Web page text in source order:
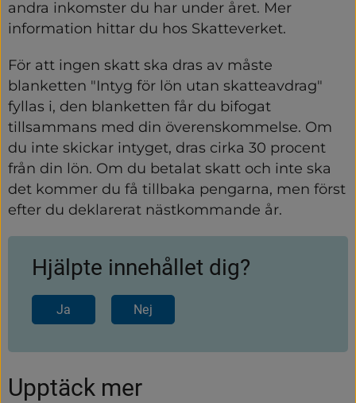
andra inkomster du har under året. Mer
information hittar du hos Skatteverket.
För att ingen skatt ska dras av måste
blanketten "Intyg för lön utan skatteavdrag"
fyllas i, den blanketten får du bifogat
tillsammans med din överenskommelse. Om
du inte skickar intyget, dras cirka 30 procent
från din lön. Om du betalat skatt och inte ska
det kommer du få tillbaka pengarna, men först
efter du deklarerat nästkommande år.
Hjälpte innehållet dig?
Ja Nej
Upptäck mer